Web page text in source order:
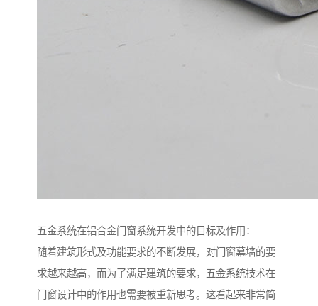
五金系统在铝合金门窗系统开发中的目标及作用：
随着建筑形式及功能要求的不断发展，对门窗幕墙的要
求越来越高，而为了满足建筑的要求，五金系统技术在
门窗设计中的作用也需要被重新思考。这看起来非常简